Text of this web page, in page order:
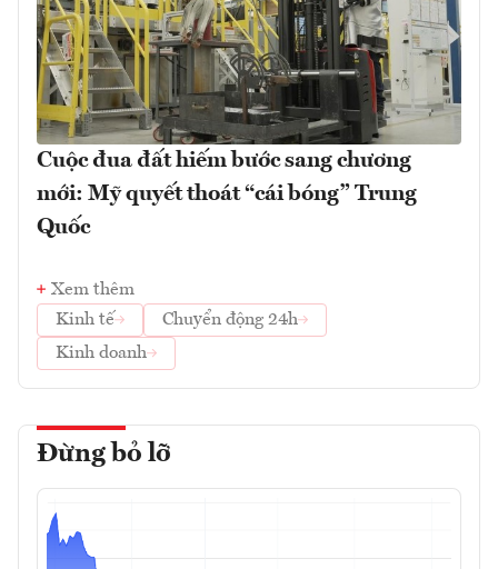
Cuộc đua đất hiếm bước sang chương
mới: Mỹ quyết thoát “cái bóng” Trung
Quốc
Xem thêm
Kinh tế
Chuyển động 24h
Kinh doanh
Đừng bỏ lỡ